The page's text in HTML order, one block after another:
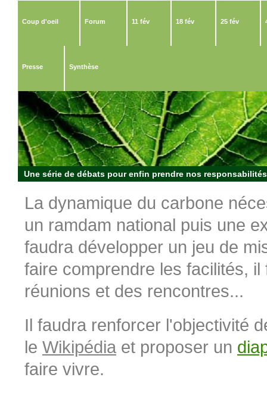
Coup d'oeil Forum 11 fév 18 fév 25 fév
Presse Synthèse
Une série de débats pour enfin prendre nos
La dynamique du carbone
un ramdam national puis une
faudra développer un jeu de
faire comprendre les facilités,
réunions et des rencontres...
Il faudra renforcer l'objectivité
le Wikipédia et proposer un
faire vivre.